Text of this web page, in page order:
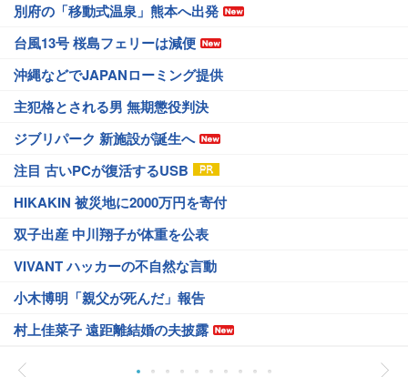
別府の「移動式温泉」熊本へ出発
台風13号 桜島フェリーは減便
沖縄などでJAPANローミング提供
主犯格とされる男 無期懲役判決
ジブリパーク 新施設が誕生へ
注目 古いPCが復活するUSB
HIKAKIN 被災地に2000万円を寄付
双子出産 中川翔子が体重を公表
VIVANT ハッカーの不自然な言動
小木博明「親父が死んだ」報告
村上佳菜子 遠距離結婚の夫披露